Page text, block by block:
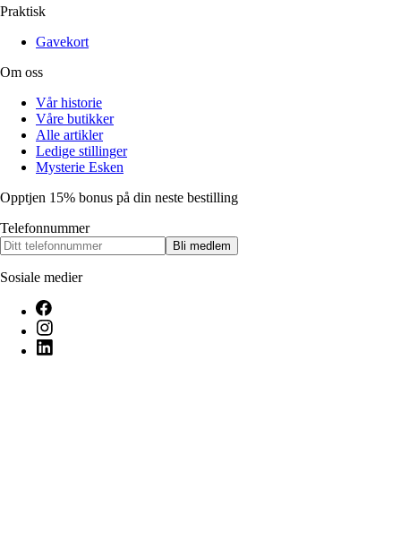
Praktisk
Gavekort
Om oss
Vår historie
Våre butikker
Alle artikler
Ledige stillinger
Mysterie Esken
Opptjen 15% bonus på din neste bestilling
Telefonnummer
Bli medlem
Sosiale medier